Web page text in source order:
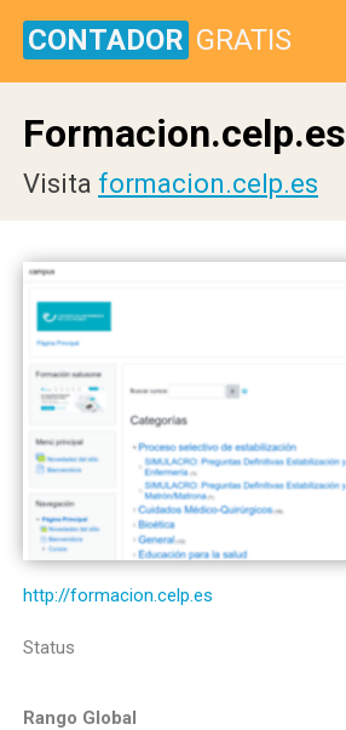
CONTADOR GRATIS
Formacion.celp.es
Visita formacion.celp.es
http://formacion.celp.es
Status
Rango Global